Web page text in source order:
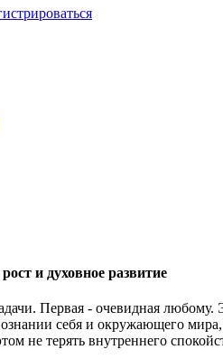
и духовное развитие
Первая - очевидная
себя и окружающего
не терять внутреннего